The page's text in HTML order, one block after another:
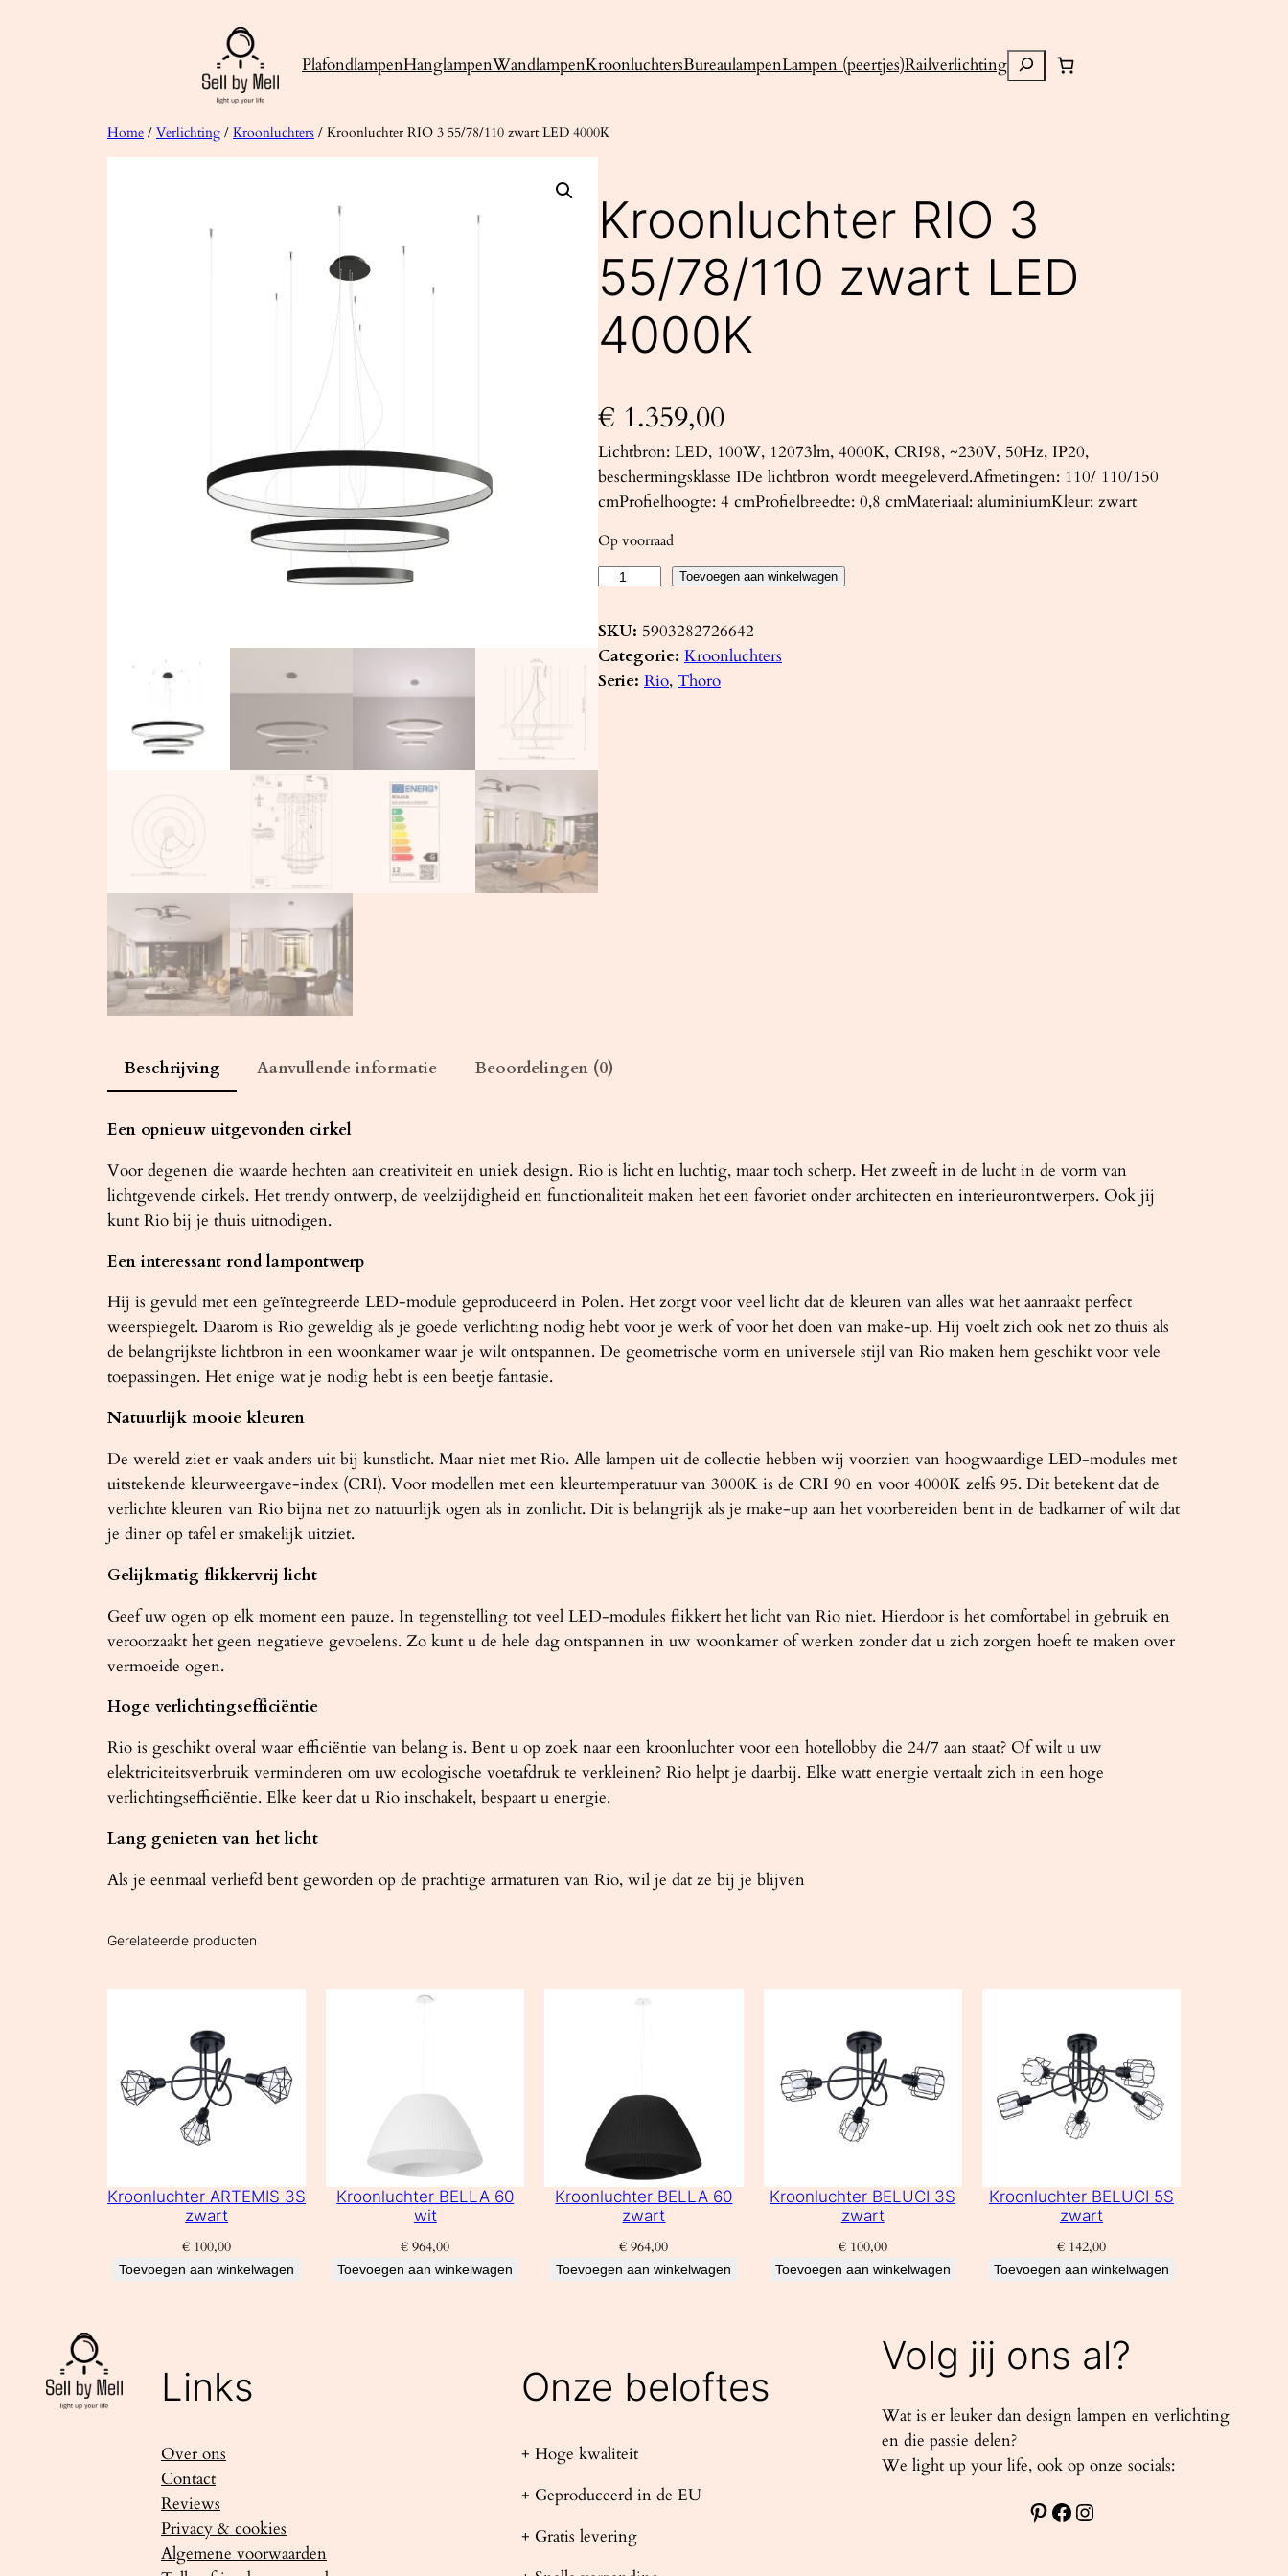
PlafondlampenHanglampenWandlampenKroonluchtersBureaulampenLampen (peertjes)RailverlichtingZoeken
Home / Verlichting / Kroonluchters / Kroonluchter RIO 3 55/78/110 zwart LED 4000K
Kroonluchter RIO 3
55/78/110 zwart LED
4000K
€ 1.359,00
Lichtbron: LED, 100W, 12073lm, 4000K, CRI98, ~230V, 50Hz, IP20,
beschermingsklasse IDe lichtbron wordt meegeleverd.Afmetingen: 110/ 110/150
cmProfielhoogte: 4 cmProfielbreedte: 0,8 cmMateriaal: aluminiumKleur: zwart
Op voorraad
o
o
n
h
r
8
0
z
t
L
E
K
a
l
Toevoegen aan winkelwagen
SKU: 5903282726642
Categorie: Kroonluchters
Serie: Rio, Thoro
Beschrijving Aanvullende informatie Beoordelingen (0)
Een opnieuw uitgevonden cirkel
Voor degenen die waarde hechten aan creativiteit en uniek design. Rio is licht en luchtig, maar toch scherp. Het zweeft in de lucht in de vorm van
lichtgevende cirkels. Het trendy ontwerp, de veelzijdigheid en functionaliteit maken het een favoriet onder architecten en interieurontwerpers. Ook jij
kunt Rio bij je thuis uitnodigen.
Een interessant rond lampontwerp
Hij is gevuld met een geïntegreerde LED-module geproduceerd in Polen. Het zorgt voor veel licht dat de kleuren van alles wat het aanraakt perfect
weerspiegelt. Daarom is Rio geweldig als je goede verlichting nodig hebt voor je werk of voor het doen van make-up. Hij voelt zich ook net zo thuis als
de belangrijkste lichtbron in een woonkamer waar je wilt ontspannen. De geometrische vorm en universele stijl van Rio maken hem geschikt voor vele
toepassingen. Het enige wat je nodig hebt is een beetje fantasie.
Natuurlijk mooie kleuren
De wereld ziet er vaak anders uit bij kunstlicht. Maar niet met Rio. Alle lampen uit de collectie hebben wij voorzien van hoogwaardige LED-modules met
uitstekende kleurweergave-index (CRI). Voor modellen met een kleurtemperatuur van 3000K is de CRI 90 en voor 4000K zelfs 95. Dit betekent dat de
verlichte kleuren van Rio bijna net zo natuurlijk ogen als in zonlicht. Dit is belangrijk als je make-up aan het voorbereiden bent in de badkamer of wilt dat
je diner op tafel er smakelijk uitziet.
Gelijkmatig flikkervrij licht
Geef uw ogen op elk moment een pauze. In tegenstelling tot veel LED-modules flikkert het licht van Rio niet. Hierdoor is het comfortabel in gebruik en
veroorzaakt het geen negatieve gevoelens. Zo kunt u de hele dag ontspannen in uw woonkamer of werken zonder dat u zich zorgen hoeft te maken over
vermoeide ogen.
Hoge verlichtingsefficiëntie
Rio is geschikt overal waar efficiëntie van belang is. Bent u op zoek naar een kroonluchter voor een hotellobby die 24/7 aan staat? Of wilt u uw
elektriciteitsverbruik verminderen om uw ecologische voetafdruk te verkleinen? Rio helpt je daarbij. Elke watt energie vertaalt zich in een hoge
verlichtingsefficiëntie. Elke keer dat u Rio inschakelt, bespaart u energie.
Lang genieten van het licht
Als je eenmaal verliefd bent geworden op de prachtige armaturen van Rio, wil je dat ze bij je blijven
Gerelateerde producten
Kroonluchter ARTEMIS 3S
zwart
€ 100,00
Toevoegen aan winkelwagen
Kroonluchter BELLA 60
wit
€ 964,00
Toevoegen aan winkelwagen
Kroonluchter BELLA 60
zwart
€ 964,00
Toevoegen aan winkelwagen
Kroonluchter BELUCI 3S
zwart
€100,00
Toevoegen aan winkelwagen
Kroonluchter BELUCI 5S
zwart
€142,00
Toevoegen aan winkelwagen
Links
Over ons
Contact
Reviews
Privacy & cookies
Algemene voorwaarden
Onze beloftes
+ Hoge kwaliteit
+ Geproduceerd in de EU
+ Gratis levering
Volg jij ons al?
Wat is er leuker dan design lampen en verlichting
en die passie delen?
We light up your life, ook op onze socials:
Pinterest Facebook Instagram